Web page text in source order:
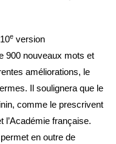
e version
900 nouveaux mots et
améliorations, le
Il soulignera que le
comme le prescrivent
l’Académie française.
en outre de